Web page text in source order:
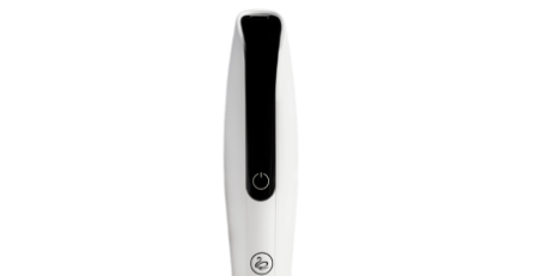
SPA
CONSUMÍVEIS
NOTÍCIAS & EVENTOS
ASSISTÊNCIA TÉCNICA
CONTACTOS